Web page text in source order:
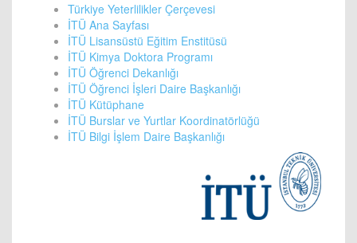
Türkiye Yeterlilikler Çerçevesi
İTÜ Ana Sayfası
İTÜ Lisansüstü Eğitim Enstitüsü
İTÜ Kimya Doktora Programı
İTÜ Öğrenci Dekanlığı
İTÜ Öğrenci İşleri Daire Başkanlığı
İTÜ Kütüphane
İTÜ Burslar ve Yurtlar Koordinatörlüğü
İTÜ Bilgi İşlem Daire Başkanlığı